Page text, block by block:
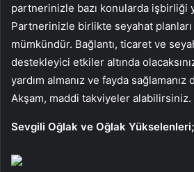
partnerinizle bazı konularda işbirliği
Partnerinizle birlikte seyahat planları
mümkündür. Bağlantı, ticaret ve
destekleyici etkiler altında
yardım almanız ve fayda sağlamanız
Akşam, maddi takviyeler
Sevgili Oğlak ve Oğlak Yükselenleri;